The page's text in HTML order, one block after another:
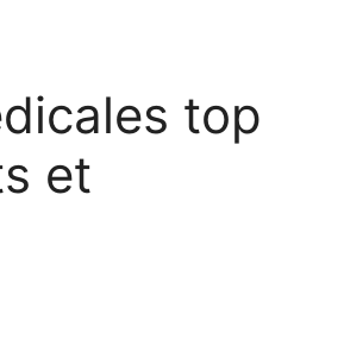
top
et